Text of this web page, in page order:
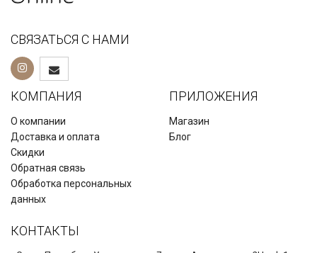
СВЯЗАТЬСЯ С НАМИ
КОМПАНИЯ
О компании
Доставка и оплата
Скидки
Обратная связь
Обработка персональных
данных
ПРИЛОЖЕНИЯ
Магазин
Блог
КОНТАКТЫ